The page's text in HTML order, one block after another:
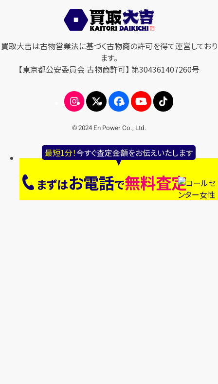
最短1分！今すぐ査定金額をお伝えいたします
まずはお電話で無料査定
買取大吉は古物営業法に基づく古物商の許可を得て運営しており
ます。
【東京都公安委員会 古物商許可】 第304361407260号
© 2024 En Power Co., Ltd.